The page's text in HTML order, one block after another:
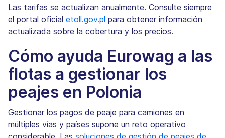
Las tarifas se actualizan anualmente. Consulte siempre
el portal oficial etoll.gov.pl para obtener información
actualizada sobre la cobertura y los precios.
Cómo ayuda Eurowag a las
flotas a gestionar los
peajes en Polonia
Gestionar los pagos de peaje para camiones en
múltiples vías y países supone un reto operativo